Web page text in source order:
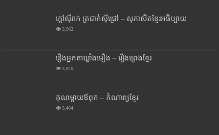
ក្តៅស៊ីរាក់ ត្រជាក់ស៊ីជ្រៅ – សុភាសិតខ្មែរអធិប្បាយ
3,962
រឿងអ្នកតាឃ្លាំងមឿង – រឿងព្រេងខ្មែរ
3,870
គុណម្តាយឪពុក – កំណាព្យខ្មែរ
3,404